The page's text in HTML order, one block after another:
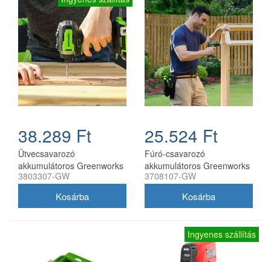
38.289 Ft
Ütvecsavarozó
akkumulátoros Greenworks
GD24D200 akkumulátor és
3803307-GW
25.524 Ft
Fúró-csavarozó
akkumulátoros Greenworks
DD345 akkumulátor és töltő
3708107-GW
Ingyenes szállítás